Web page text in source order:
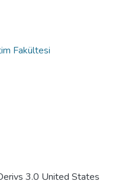
Fakültesi
3.0 United States